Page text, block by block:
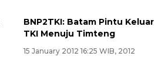
BNP2TKI: Batam Pintu Keluar
TKI Menuju Timteng
15 January 2012 16:25 WIB, 2012